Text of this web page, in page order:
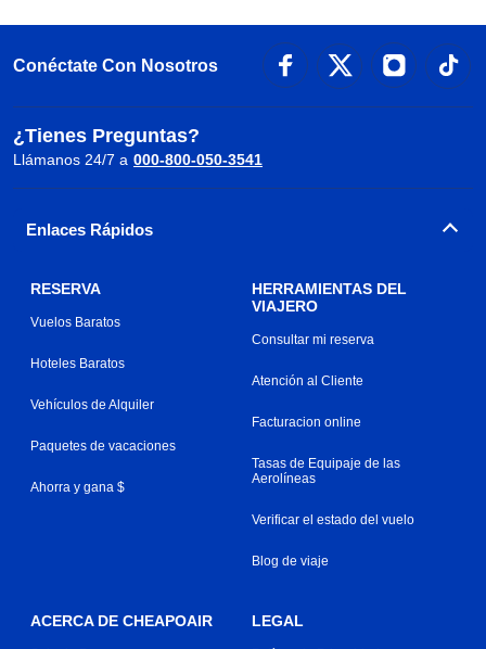
Conéctate Con Nosotros
¿Tienes Preguntas?
Llámanos 24/7 a 000-800-050-3541
Enlaces Rápidos
RESERVA
Vuelos Baratos
Hoteles Baratos
Vehículos de Alquiler
Paquetes de vacaciones
Ahorra y gana $
HERRAMIENTAS DEL
VIAJERO
Consultar mi reserva
Atención al Cliente
Facturacion online
Tasas de Equipaje de las
Aerolíneas
Verificar el estado del vuelo
Blog de viaje
ACERCA DE CHEAPOAIR LEGAL